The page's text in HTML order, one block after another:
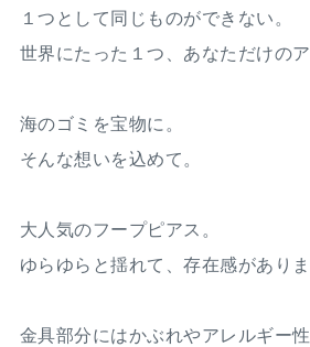
１つとして同じものができない。
世界にたった１つ、あなただけのア
海のゴミを宝物に。
そんな想いを込めて。
大人気のフープピアス。
ゆらゆらと揺れて、存在感があり
金具部分にはかぶれやアレルギー